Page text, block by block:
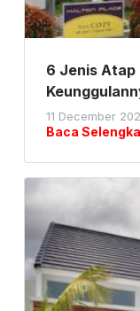
6 Jenis Atap
11 December
Baca